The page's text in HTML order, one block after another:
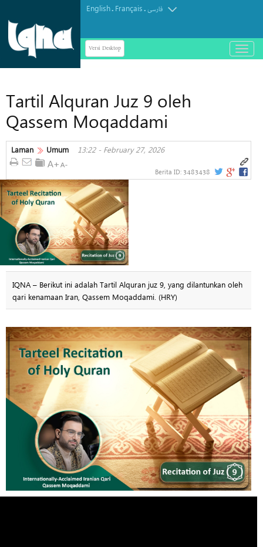
English. Français.فارسی
Versi Desktop
باز
و
Tartil Alquran Juz 9 oleh
Qassem Moqaddami
Laman Umum 13:22 - February 27, 2026
Berita ID: 3483438
IQNA – Berikut ini adalah Tartil Alquran juz 9, yang dilantunkan oleh
qari kenamaan Iran, Qassem Moqaddami. (HRY)